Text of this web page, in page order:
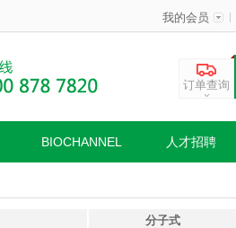
我的会员
订单查询
BIOCHANNEL 人才招聘
分子式